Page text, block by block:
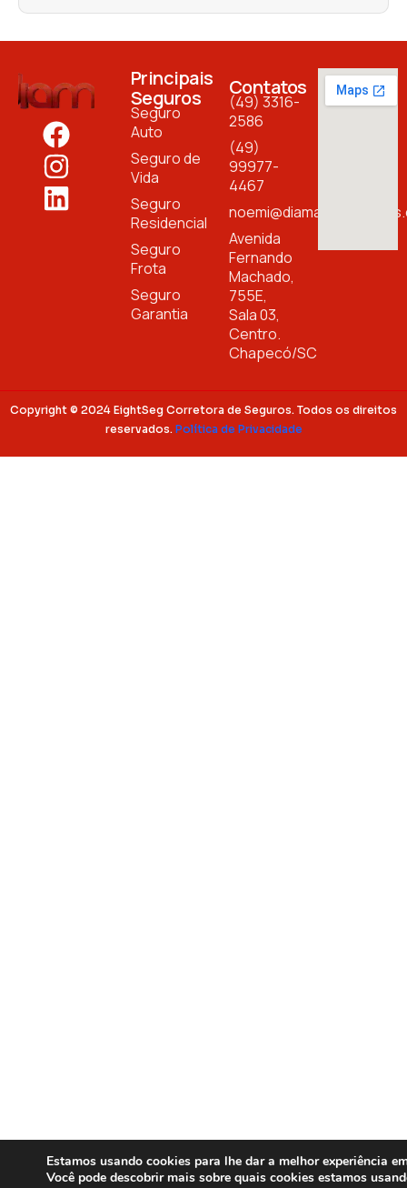
Principais
Seguros
Seguro
Auto
Seguro de
Vida
Seguro
Residencial
Seguro
Frota
Seguro
Garantia
Contatos
(49) 3316-
2586
(49)
99977-
4467
Avenida
Fernando
Machado,
755E,
Sala 03,
Centro.
Chapecó/SC
Copyright © 2024 EightSeg Corretora de Seguros. Todos os direitos
reservados. Política de Privacidade
Estamos usando cookies para lhe dar a melhor experiência
Você pode descobrir mais sobre quais cookies estamos